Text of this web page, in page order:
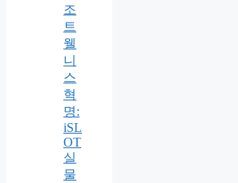
조
트
웰
니
스
혁
명:
iSL
OT
실
물